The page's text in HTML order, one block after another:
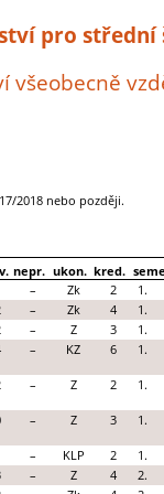
pro střední
všeobecně
2018 nebo později.
nepr. ukon. kred.
– Zk 2
1.
– Zk 4
1.
– Z 3
1.
– KZ 6 1.
– Z 2 1.
– Z 3 1.
– KLP 2
1.
– Z 4
2.